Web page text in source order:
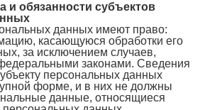
и обязанности субъектов
данных имеют право:
касающуюся обработки его
за исключением случаев,
законами. Сведения
персональных данных
форме, и в них не должны
данные, относящиеся